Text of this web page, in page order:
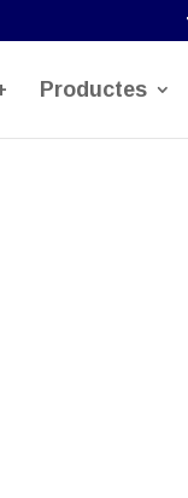
Productes